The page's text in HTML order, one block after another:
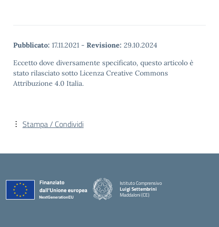
Pubblicato: 17.11.2021 - Revisione: 29.10.2024
Eccetto dove diversamente specificato, questo articolo è
stato rilasciato sotto Licenza Creative Commons
Attribuzione 4.0 Italia.
Stampa / Condividi
Istituto Comprensivo
Luigi Settembrini
Maddaloni (CE)